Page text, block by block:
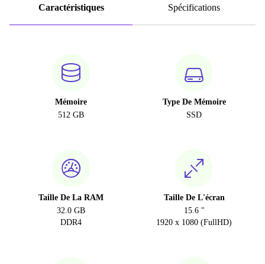
Caractéristiques Spécifications
Mémoire
512 GB
Type De Mémoire
SSD
Taille De La RAM
32.0 GB
DDR4
Taille De L'écran
15.6 "
1920 x 1080 (FullHD)